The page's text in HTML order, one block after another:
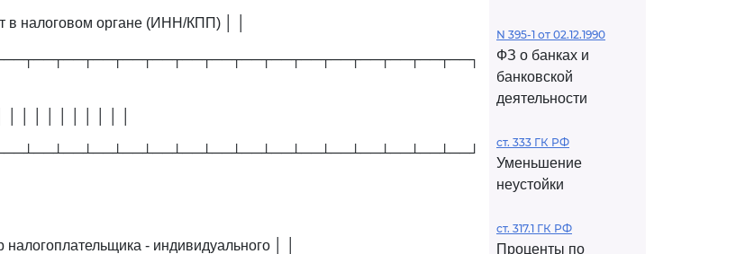
в налоговом органе (ИНН/КПП) │ │
│ │ │ │ │ │ │ │ │ │
- индивидуального │ │
N 395-1 от 02.12.1990
ФЗ о банках и
банковской
деятельности
ст. 333 ГК РФ
Уменьшение
неустойки
ст. 317.1 ГК РФ
Проценты по